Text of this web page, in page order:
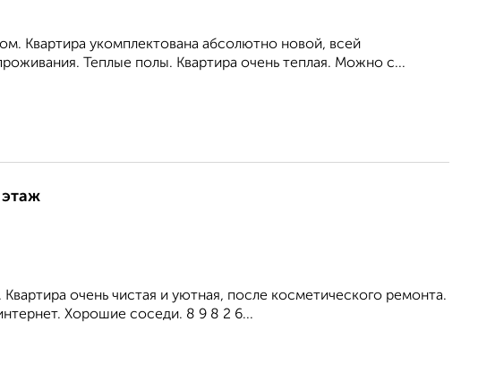
Квартира укомплектована абсолютно новой, всей
Теплые полы. Квартира очень теплая. Можно с...
очень чистая и уютная, после косметического ремонта.
Хорошие соседи. 8 9 8 2 6...